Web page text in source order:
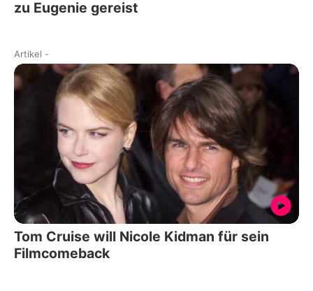
zu Eugenie gereist
Artikel -
Tom Cruise will Nicole Kidman für sein
Filmcomeback